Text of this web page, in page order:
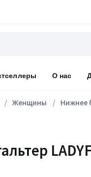
О нас
Женщины Нижнее